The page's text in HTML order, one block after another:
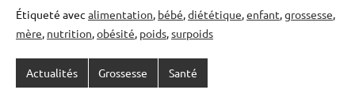
Étiqueté avec alimentation, bébé,diététique,enfant,grossesse,
mère, nutrition,obésité, poids,surpoids
Actualités Grossesse Santé